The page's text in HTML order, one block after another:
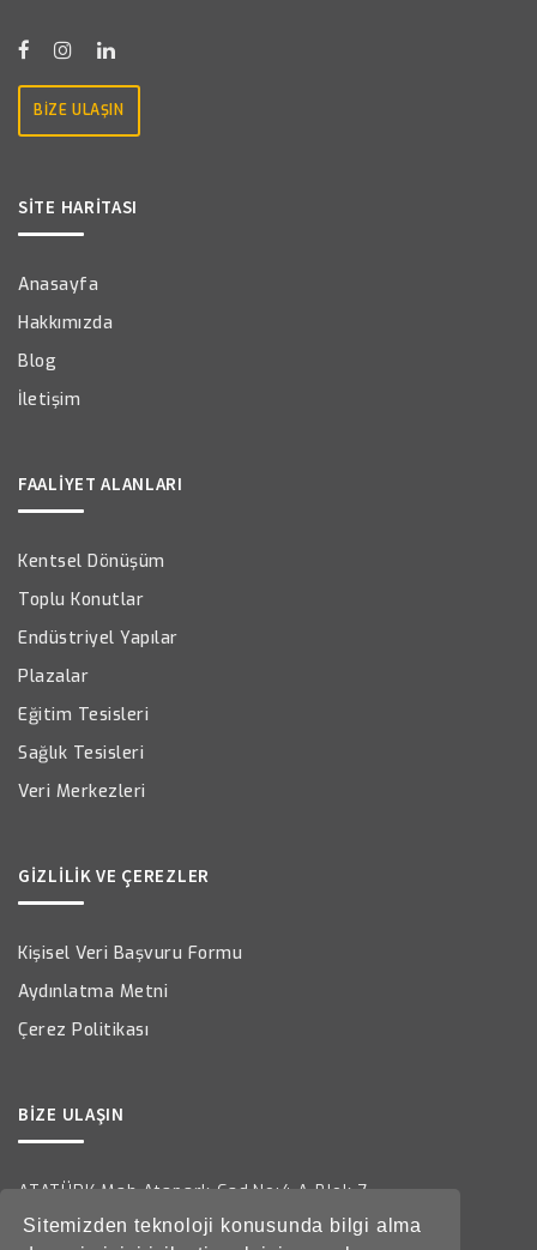
Sitemizden teknoloji konusunda bilgi alma
BİZE ULAŞIN
SİTE HARİTASI
Anasayfa
Hakkımızda
Blog
İletişim
FAALİYET ALANLARI
Kentsel Dönüşüm
Toplu Konutlar
Endüstriyel Yapılar
Plazalar
Eğitim Tesisleri
Sağlık Tesisleri
Veri Merkezleri
GİZLİLİK VE ÇEREZLER
Kişisel Veri Başvuru Formu
Aydınlatma Metni
Çerez Politikası
BİZE ULAŞIN
ATATÜRK Mah.Atapark Cad.No:4 A Blok 7
Ataşehir / İstanbul